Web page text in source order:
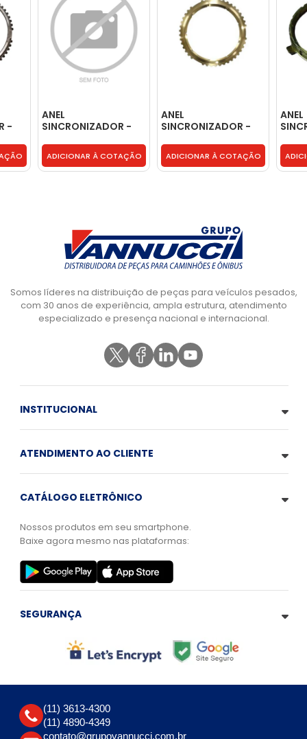
-
ANEL
SINCRONIZADOR -
ADICIONAR À COTAÇÃO
ANEL
SINCRONIZADOR -
ADICIONAR À COTAÇÃO
ANEL
Somos líderes na distribuição de peças para veículos pesados,
com 30 anos de experiência, ampla estrutura, atendimento
especializado e presença nacional e internacional.
INSTITUCIONAL
ATENDIMENTO AO CLIENTE
CATÁLOGO ELETRÔNICO
Nossos produtos em seu smartphone.
Baixe agora mesmo nas plataformas:
SEGURANÇA
(11) 3613-4300
(11) 4890-4349
contato@grupovannucci.com.br